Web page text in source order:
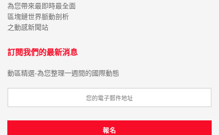
為您帶來最即時最全面
區塊鏈世界脈動剖析
之動感新聞站
訂閱我們的最新消息
動區精選-為您整理一週間的國際動態